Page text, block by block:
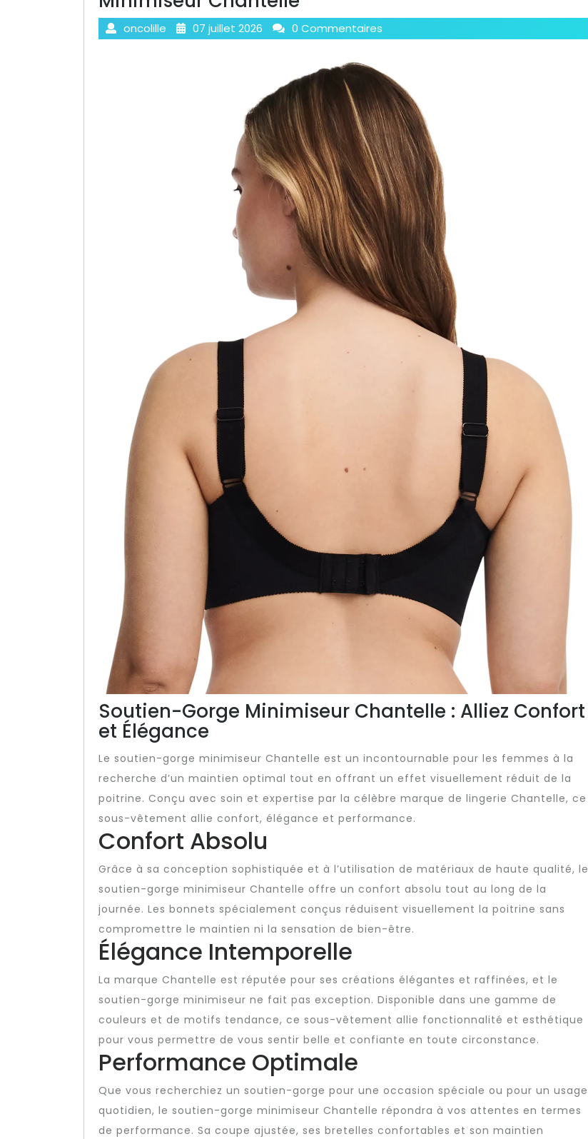
oncolille 07 juillet 2026 0 Commentaires
Soutien-Gorge Minimiseur Chantelle : Alliez Confort
et Élégance
Le soutien-gorge minimiseur Chantelle est un incontournable pour les femmes à la
recherche d’un maintien optimal tout en offrant un effet visuellement réduit de la
poitrine. Conçu avec soin et expertise par la célèbre marque de lingerie Chantelle, ce
sous-vêtement allie confort, élégance et performance.
Confort Absolu
Grâce à sa conception sophistiquée et à l’utilisation de matériaux de haute qualité, le
soutien-gorge minimiseur Chantelle offre un confort absolu tout au long de la
journée. Les bonnets spécialement conçus réduisent visuellement la poitrine sans
compromettre le maintien ni la sensation de bien-être.
Élégance Intemporelle
La marque Chantelle est réputée pour ses créations élégantes et raffinées, et le
soutien-gorge minimiseur ne fait pas exception. Disponible dans une gamme de
couleurs et de motifs tendance, ce sous-vêtement allie fonctionnalité et esthétique
pour vous permettre de vous sentir belle et confiante en toute circonstance.
Performance Optimale
Que vous recherchiez un soutien-gorge pour une occasion spéciale ou pour un usage
quotidien, le soutien-gorge minimiseur Chantelle répondra à vos attentes en termes
de performance. Sa coupe ajustée, ses bretelles confortables et son maintien